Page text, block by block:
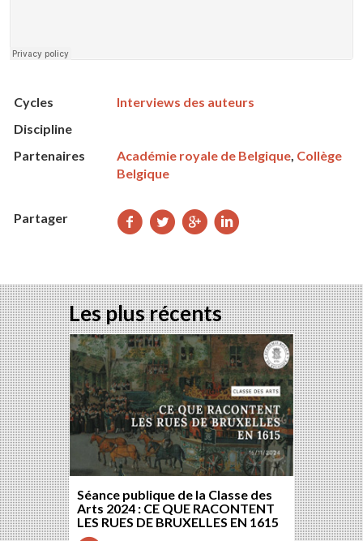
Cycles
Interviews des auteurs
Discipline
Partenaires
Académie royale de Belgique, Collège
Belgique
Partager
Partager
Partager
Partager
Les plus récents
Séance publique de la Classe des
Arts 2024 : CE QUE RACONTENT
LES RUES DE BRUXELLES EN 1615